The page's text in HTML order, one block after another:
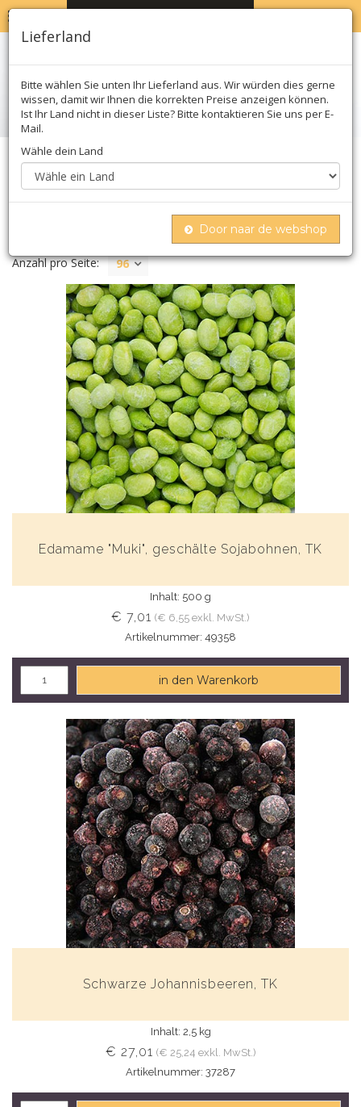
Tiefgefroren
Anzahl pro Seite: 96
Edamame "Muki", geschälte Sojabohnen, TK
Inhalt: 500 g
€ 7,01 (€ 6,55 exkl. MwSt.)
Artikelnummer: 49358
in den Warenkorb
Schwarze Johannisbeeren, TK
Inhalt: 2,5 kg
€ 27,01 (€ 25,24 exkl. MwSt.)
Artikelnummer: 37287
Lieferland
Bitte wählen Sie unten Ihr Lieferland aus. Wir würden dies gerne
wissen, damit wir Ihnen die korrekten Preise anzeigen können.
Ist Ihr Land nicht in dieser Liste? Bitte kontaktieren Sie uns per E-
Mail.
Wähle dein Land
Door naar de webshop